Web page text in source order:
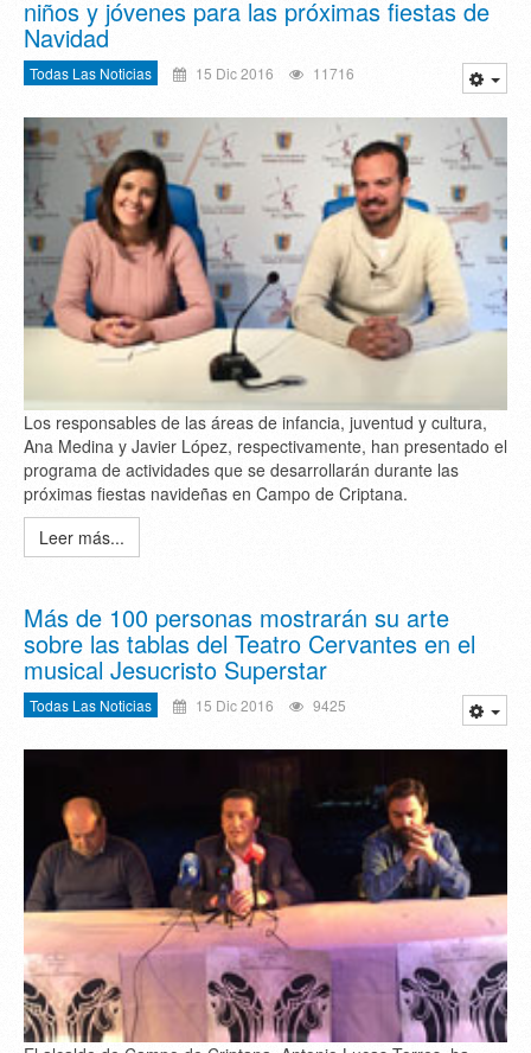
niños y jóvenes para las próximas fiestas de
Navidad
Todas Las Noticias 15 Dic 2016 11716
Los responsables de las áreas de infancia, juventud y cultura,
Ana Medina y Javier López, respectivamente, han presentado el
programa de actividades que se desarrollarán durante las
próximas fiestas navideñas en Campo de Criptana.
Leer más...
Más de 100 personas mostrarán su arte
sobre las tablas del Teatro Cervantes en el
musical Jesucristo Superstar
Todas Las Noticias 15 Dic 2016 9425